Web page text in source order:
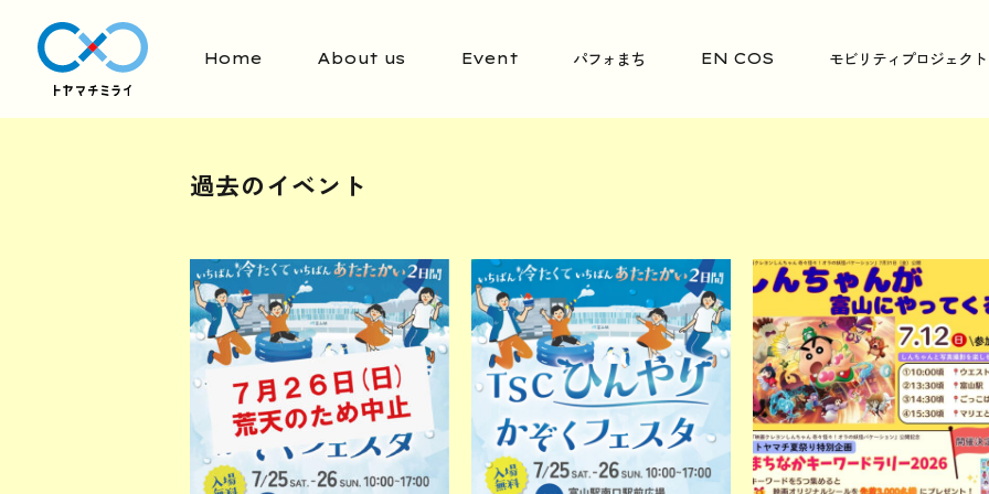
Home About us Event パフォまち EN COS モビリティプロジェクト
過去のイベント